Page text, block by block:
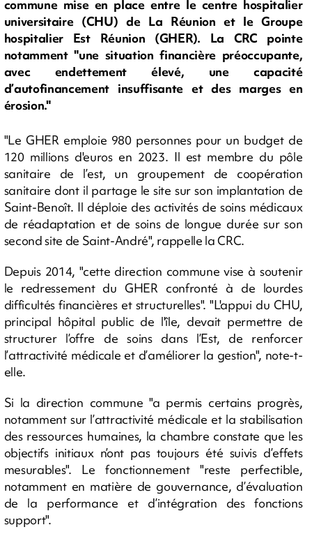
commune mise en place entre le centre hospitalier
universitaire (CHU) de La Réunion et le Groupe
hospitalier Est Réunion (GHER). La CRC pointe
notamment "une situation financière préoccupante,
avec endettement élevé, une capacité
d’autofinancement insuffisante et des marges en
érosion."
"Le GHER emploie 980 personnes pour un budget de
120 millions d'euros en 2023. Il est membre du pôle
sanitaire de l’est, un groupement de coopération
sanitaire dont il partage le site sur son implantation de
Saint-Benoît. Il déploie des activités de soins médicaux
de réadaptation et de soins de longue durée sur son
second site de Saint-André", rappelle la CRC.
Depuis 2014, "cette direction commune vise à soutenir
le redressement du GHER confronté à de lourdes
difficultés financières et structurelles". "L'appui du CHU,
principal hôpital public de l'île, devait permettre de
structurer l’offre de soins dans l’Est, de renforcer
l’attractivité médicale et d’améliorer la gestion", note-t-
elle.
Si la direction commune "a permis certains progrès,
notamment sur l’attractivité médicale et la stabilisation
des ressources humaines, la chambre constate que les
objectifs initiaux n’ont pas toujours été suivis d’effets
mesurables". Le fonctionnement "reste perfectible,
notamment en matière de gouvernance, d’évaluation
de la performance et d’intégration des fonctions
support".